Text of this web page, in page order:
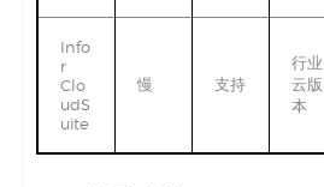
Info
r
Clo
udS
uite
慢 支持
行业
云版
本